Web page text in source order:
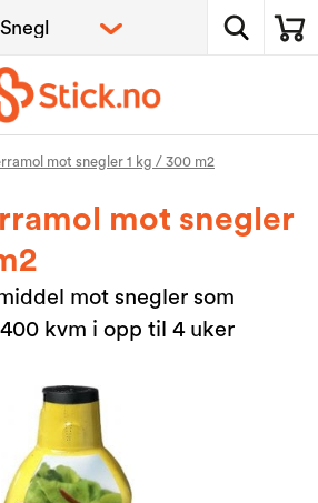
mot snegler 1 kg / 300 m2
mot snegler
mot snegler som
kvm i opp til 4 uker